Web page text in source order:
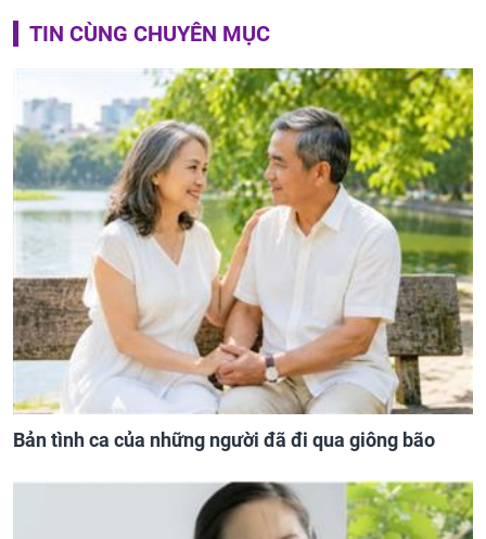
TIN CÙNG CHUYÊN MỤC
Bản tình ca của những người đã đi qua giông bão